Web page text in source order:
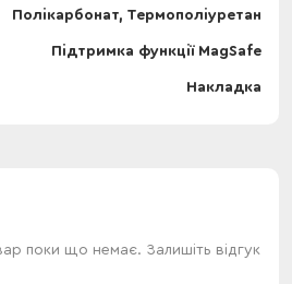
Полікарбонат, Термополіуретан
Підтримка функції MagSafe
Накладка
поки що немає. Залишіть відгук